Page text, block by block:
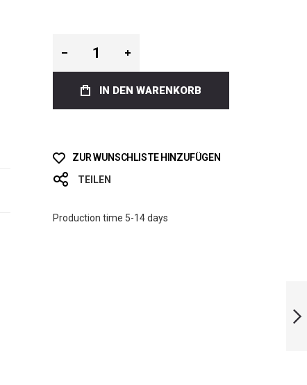
IN DEN WARENKORB
ZUR WUNSCHLISTE HINZUFÜGEN
TEILEN
Production time 5-14 days